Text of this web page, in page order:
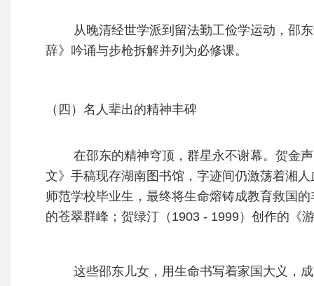
从晚清经世学派到留法勤工俭学运动，邵东
辞》吟诵与步枪拆解并列为必修课。
（四）名人辈出的精神丰碑
在邵东的精神穹顶，群星永不谢幕。贺金
文》手稿现存湖南图书馆，字迹间仍激荡着湘
师范学校毕业生，最终将生命熔铸成教育救国
的苍翠群峰；贺绿汀（1903 - 1999）创作的《
这些邵东儿女，用生命书写着家国大义，成